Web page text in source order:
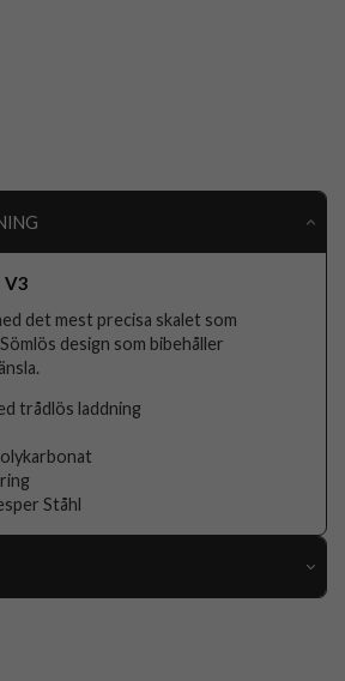
V3
det mest precisa skalet som
design som bibehåller
trådlös laddning
Ståhl